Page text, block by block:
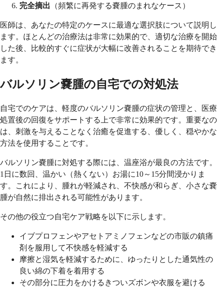
完全摘出 （頻繁に再発する嚢腫のまれなケース）
医師は、あなたの特定のケースに最適な選択肢について説明し
ます。ほとんどの治療法は非常に効果的で、適切な治療を開始
した後、比較的すぐに症状が大幅に改善されることを期待でき
ます。
バルソリン嚢腫の自宅での対処法
自宅でのケアは、軽度のバルソリン嚢腫の症状の管理と、医療
処置後の回復をサポートする上で非常に効果的です。重要なの
は、刺激を与えることなく治癒を促進する、優しく、穏やかな
方法を使用することです。
バルソリン嚢腫に対処する際には、温座浴が最良の方法です。
1日に数回、温かい（熱くない）お湯に10～15分間浸かりま
す。これにより、腫れが軽減され、不快感が和らぎ、小さな嚢
腫が自然に排出される可能性があります。
その他の役立つ自宅ケア戦略を以下に示します。
イブプロフェンやアセトアミノフェンなどの市販の鎮痛
剤を服用して不快感を軽減する
摩擦と湿気を軽減するために、ゆったりとした通気性の
良い綿の下着を着用する
その部分に圧力をかけるきついズボンや衣服を避ける